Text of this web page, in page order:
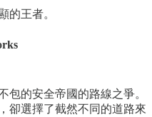
的王者。
包的安全帝國的路線之爭。
卻選擇了截然不同的道路來